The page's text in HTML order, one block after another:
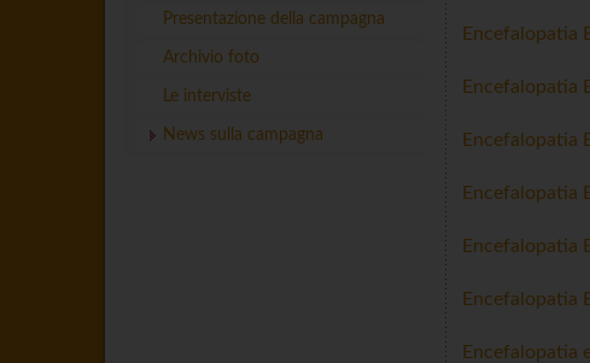
Presentazione della campagna
Archivio foto
Le interviste
News sulla campagna
Encefalopatia
Encefalopatia
Encefalopatia
Encefalopatia
Encefalopatia
Encefalopatia
Encefalopatia